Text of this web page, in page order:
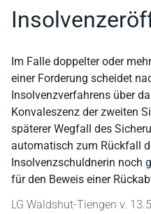
Im Falle doppelter oder
einer Forderung scheidet
Insolvenzverfahrens über
Konvaleszenz der zweiten
späterer Wegfall des
automatisch zum Rückfall
Insolvenzschuldnerin noch
für den Beweis einer
LG Waldshut-Tiengen v.